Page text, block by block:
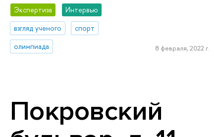
Экспертиза
Интервью
взгляд ученого
спорт
олимпиада
8 февраля, 2022 г.
Покровский